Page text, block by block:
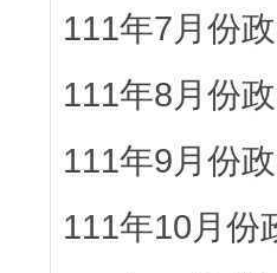
111年7月份
111年8月份
111年9月份
111年10月份